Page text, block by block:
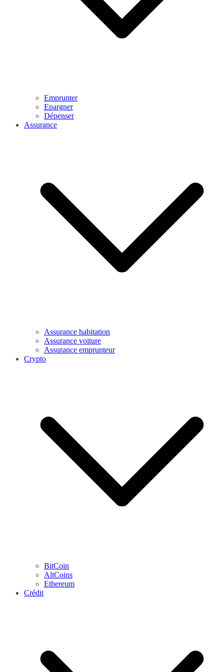
Emprunter
Epargner
Dépenser
Assurance
Assurance habitation
Assurance voiture
Assurance emprunteur
Crypto
BitCoin
AltCoins
Ethereum
Crédit